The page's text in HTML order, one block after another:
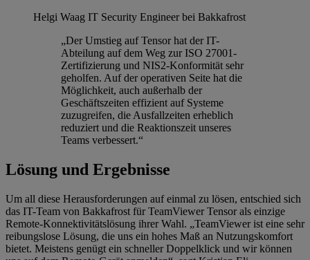
Helgi Waag IT Security Engineer bei Bakkafrost
„Der Umstieg auf Tensor hat der IT-
Abteilung auf dem Weg zur ISO 27001-
Zertifizierung und NIS2-Konformität sehr
geholfen. Auf der operativen Seite hat die
Möglichkeit, auch außerhalb der
Geschäftszeiten effizient auf Systeme
zuzugreifen, die Ausfallzeiten erheblich
reduziert und die Reaktionszeit unseres
Teams verbessert.“
Lösung und Ergebnisse
Um all diese Herausforderungen auf einmal zu lösen, entschied sich
das IT-Team von Bakkafrost für TeamViewer Tensor als einzige
Remote-Konnektivitätslösung ihrer Wahl. „TeamViewer ist eine sehr
reibungslose Lösung, die uns ein hohes Maß an Nutzungskomfort
bietet. Meistens genügt ein schneller Doppelklick und wir können